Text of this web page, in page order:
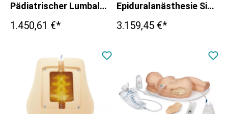
Pädiatrischer Lumbalpunktionssimulator
1.450,61 €*
Epiduralanästhesie Simulator
3.159,45 €*